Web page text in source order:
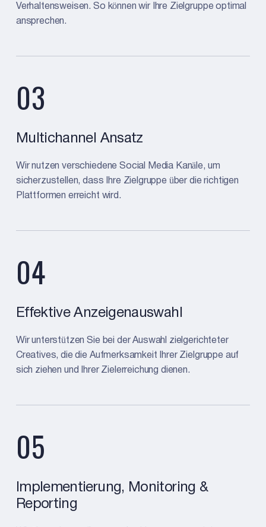
Verhaltensweisen. So können wir Ihre Zielgruppe optimal
ansprechen.
03
Multichannel Ansatz
Wir nutzen verschiedene Social Media Kanäle, um
sicherzustellen, dass Ihre Zielgruppe über die richtigen
Plattformen erreicht wird.
04
Effektive Anzeigenauswahl
Wir unterstützen Sie bei der Auswahl zielgerichteter
Creatives, die die Aufmerksamkeit Ihrer Zielgruppe auf
sich ziehen und Ihrer Zielerreichung dienen.
05
Implementierung, Monitoring &
Reporting